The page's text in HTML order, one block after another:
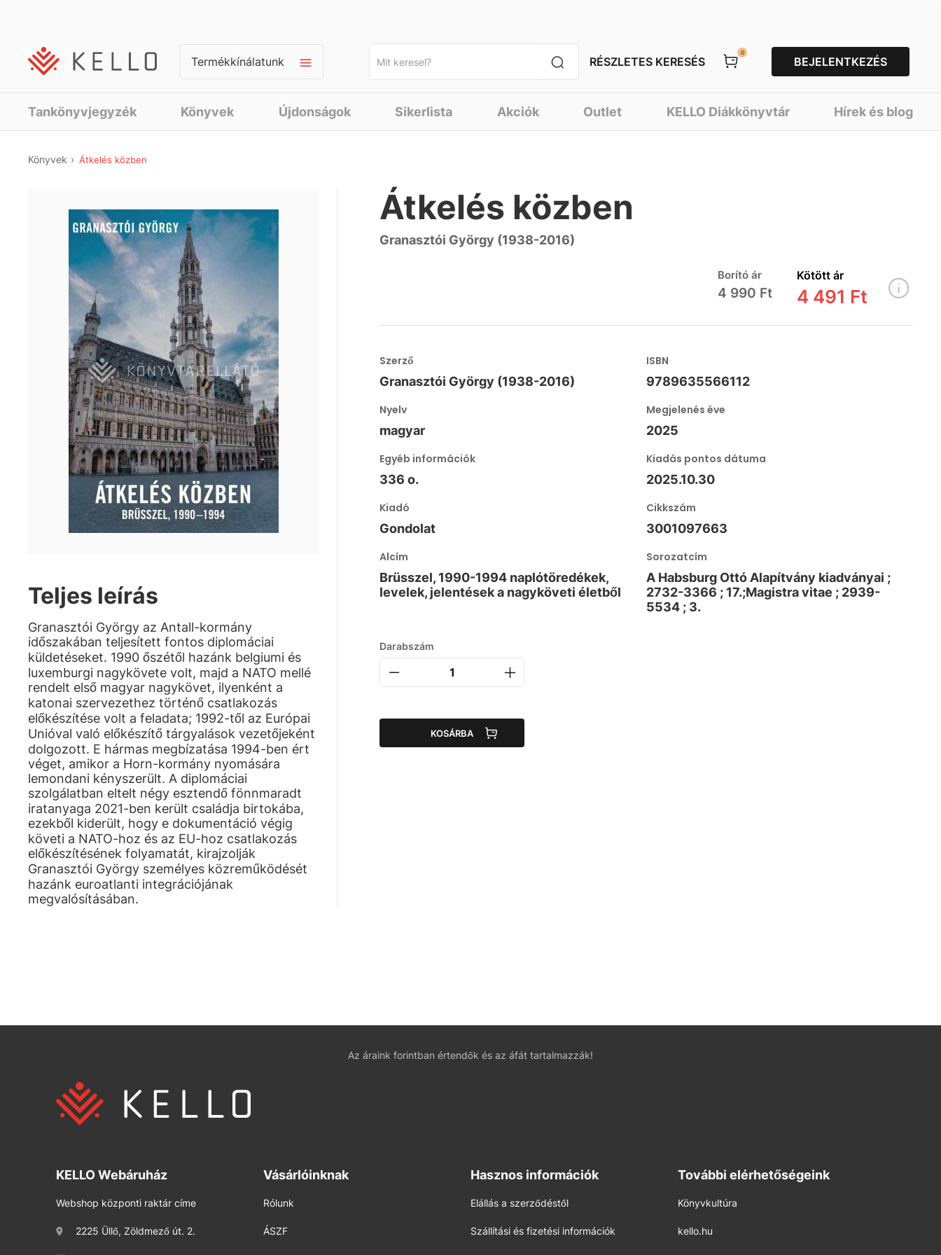
Termékkínálatunk RÉSZLETES KERESÉS
0
BEJELENTKEZÉS
Tankönyvjegyzék Könyvek Újdonságok Sikerlista Akciók Outlet KELLO Diákkönyvtár Hírek és blog
Könyvek Átkelés közben
Teljes leírás
Granasztói György az Antall-kormány
időszakában teljesített fontos diplomáciai
küldetéseket. 1990 őszétől hazánk belgiumi és
luxemburgi nagykövete volt, majd a NATO mellé
rendelt első magyar nagykövet, ilyenként a
katonai szervezethez történő csatlakozás
előkészítése volt a feladata; 1992-től az Európai
Unióval való előkészítő tárgyalások vezetőjeként
dolgozott. E hármas megbízatása 1994-ben ért
véget, amikor a Horn-kormány nyomására
lemondani kényszerült. A diplomáciai
szolgálatban eltelt négy esztendő fönnmaradt
iratanyaga 2021-ben került családja birtokába,
ezekből kiderült, hogy e dokumentáció végig
követi a NATO-hoz és az EU-hoz csatlakozás
előkészítésének folyamatát, kirajzolják
Granasztói György személyes közreműködését
hazánk euroatlanti integrációjának
megvalósításában.
Átkelés közben
Granasztói György (1938-2016)
Borító ár
4 990 Ft
Kötött ár
4 491 Ft
Szerző
Granasztói György (1938-2016)
ISBN
9789635566112
Nyelv
magyar
Megjelenés éve
2025
Egyéb információk
336 o.
Kiadás pontos dátuma
2025.10.30
Kiadó
Gondolat
Cikkszám
3001097663
Alcím
Brüsszel, 1990-1994 naplótöredékek,
levelek, jelentések a nagyköveti életből
Sorozatcím
A Habsburg Ottó Alapítvány kiadványai ;
2732-3366 ; 17.;Magistra vitae ; 2939-
5534 ; 3.
Darabszám
KOSÁRBA
Az áraink forintban értendők és az áfát tartalmazzák!
KELLO Webáruház
Webshop központi raktár címe
2225 Üllő, Zöldmező út. 2.
Vásárlóinknak
Rólunk
ÁSZF
Hasznos információk
Elállás a szerződéstől
Szállítási és fizetési információk
További elérhetőségeink
Könyvkultúra
kello.hu